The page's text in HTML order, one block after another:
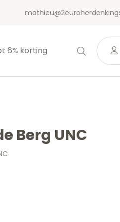
6% korting
Berg UNC